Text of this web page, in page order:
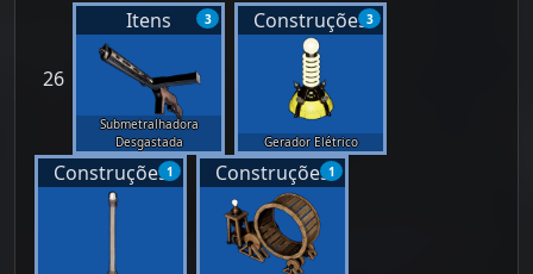
26
3
Itens
Submetralhadora
Desgastada
3
Construções
Gerador Elétrico
1
Construções 1
Construções